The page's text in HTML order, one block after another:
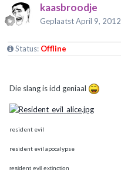
kaasbroodje
GeplaatstApril 9, 2012
Status: Offline
Die slang is idd geniaal
resident evil
resident evil apocalypse
resident evil extinction